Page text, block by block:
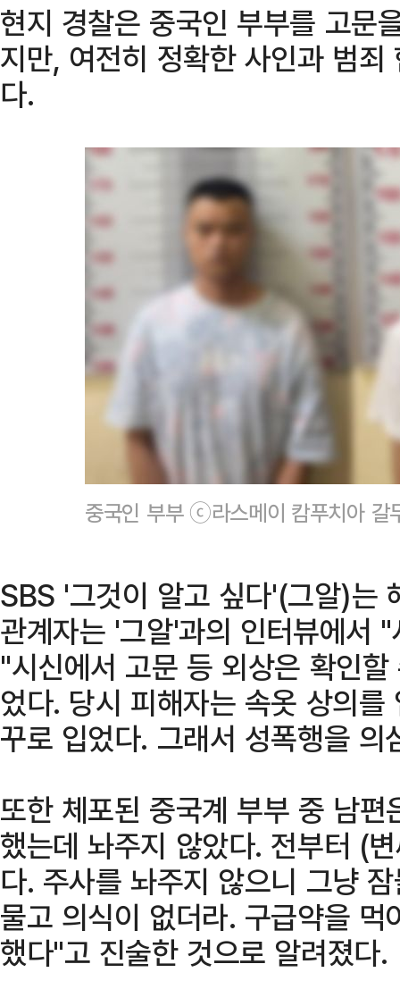
현지 경찰은 중국인 부부를 고문
지만, 여전히 정확한 사인과 범
다.
중국인 부부 ⓒ라스메이 캄푸치아 갈
SBS '그것이 알고 싶다'(그알)는
관계자는 '그알'과의 인터뷰에서
"시신에서 고문 등 외상은 확인
었다. 당시 피해자는 속옷 상의
꾸로 입었다. 그래서 성폭행을 의
또한 체포된 중국계 부부 중 남
했는데 놔주지 않았다. 전부터 (
다. 주사를 놔주지 않으니 그냥
물고 의식이 없더라. 구급약을
했다"고 진술한 것으로 알려졌다.